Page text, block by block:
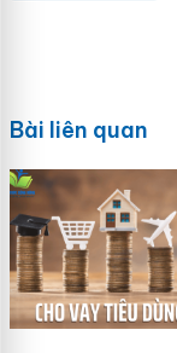
Bài liên quan